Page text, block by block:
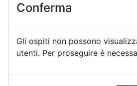
Conferma
Gli ospiti non possono
utenti. Per proseguire è